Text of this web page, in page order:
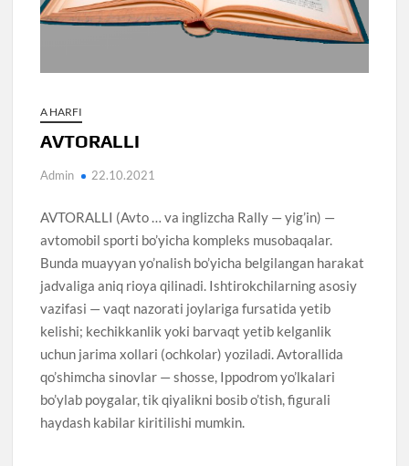
A HARFI
AVTORALLI
Admin 22.10.2021
AVTORALLI (Avto … va inglizcha Rally — yig’in) —
avtomobil sporti bo’yicha kompleks musobaqalar.
Bunda muayyan yo’nalish bo’yicha belgilangan harakat
jadvaliga aniq rioya qilinadi. Ishtirokchilarning asosiy
vazifasi — vaqt nazorati joylariga fursatida yetib
kelishi; kechikkanlik yoki barvaqt yetib kelganlik
uchun jarima xollari (ochkolar) yoziladi. Avtorallida
qo’shimcha sinovlar — shosse, Ippodrom yo’lkalari
bo’ylab poygalar, tik qiyalikni bosib o’tish, figurali
haydash kabilar kiritilishi mumkin.